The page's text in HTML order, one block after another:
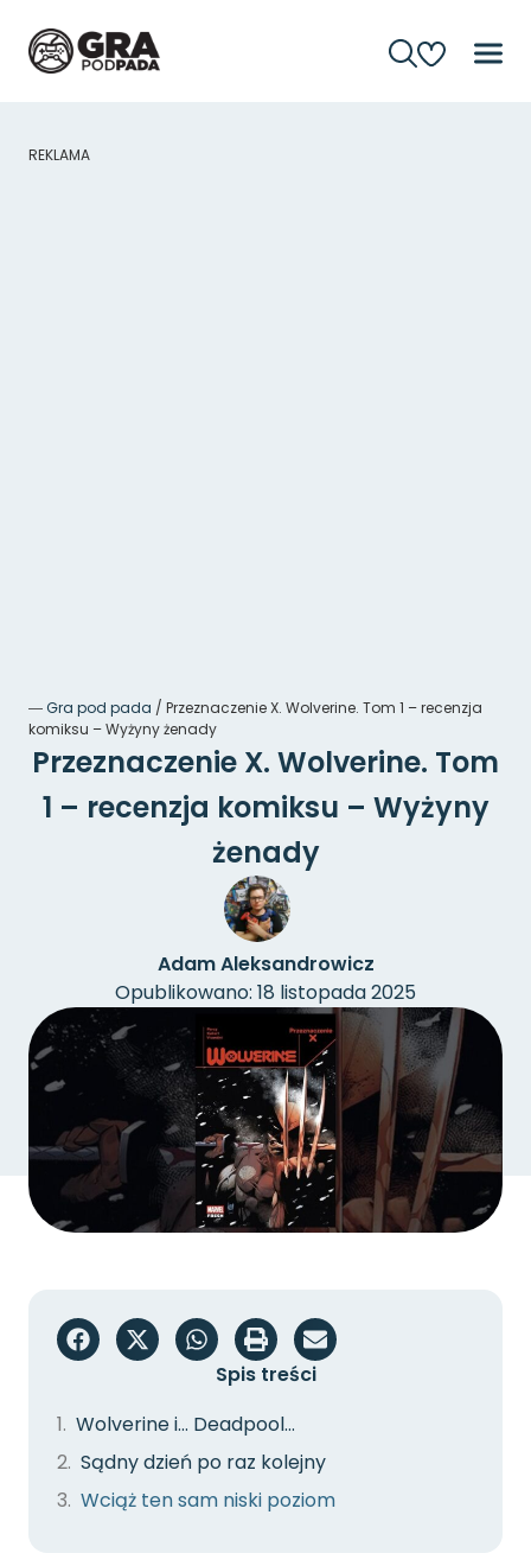
REKLAMA
―Gra pod pada / Przeznaczenie X. Wolverine. Tom 1 – recenzja
komiksu – Wyżyny żenady
Przeznaczenie X. Wolverine. Tom
1 – recenzja komiksu – Wyżyny
żenady
Adam Aleksandrowicz
Opublikowano: 18 listopada 2025
Spis treści
Wolverine i… Deadpool…
Sądny dzień po raz kolejny
Wciąż ten sam niski poziom